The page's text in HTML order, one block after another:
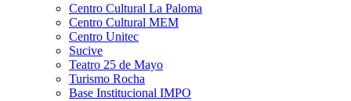
Centro Cultural La Paloma
Centro Cultural MEM
Centro Unitec
Sucive
Teatro 25 de Mayo
Turismo Rocha
Base Institucional IMPO